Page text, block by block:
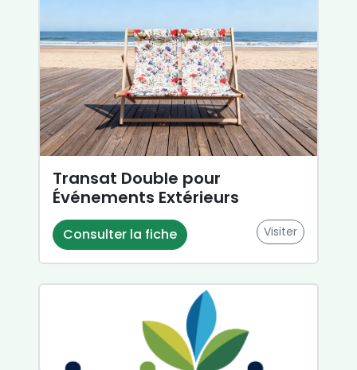
Transat Double pour
Événements Extérieurs
Consulter la fiche Visiter